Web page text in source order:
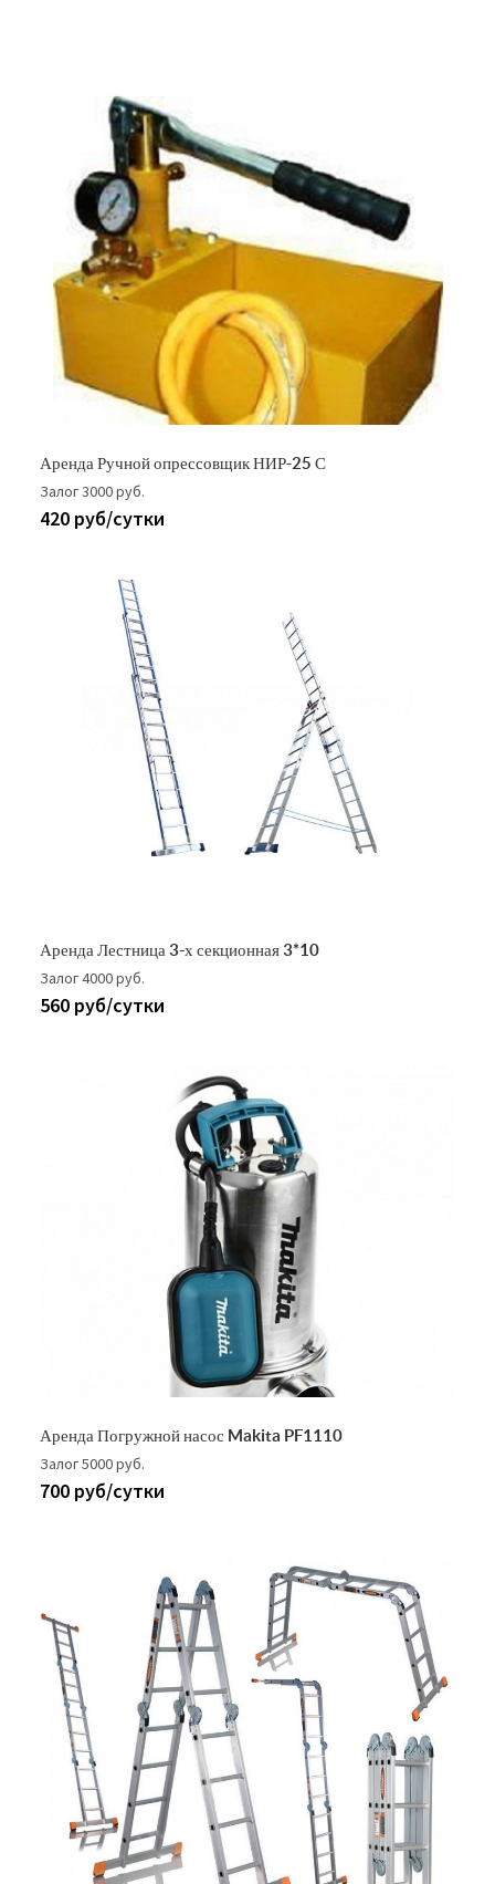
Аренда Ручной опрессовщик НИР-25 С
Залог 3000 руб.
420 руб/сутки
Аренда Лестница 3-х секционная 3*10
Залог 4000 руб.
560 руб/сутки
Аренда Погружной насос Makita PF1110
Залог 5000 руб.
700 руб/сутки